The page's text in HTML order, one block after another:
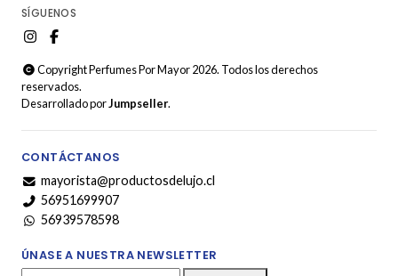
SÍGUENOS
Copyright Perfumes Por Mayor 2026. Todos los derechos
reservados.
Desarrollado porJumpseller.
CONTÁCTANOS
mayorista@productosdelujo.cl
56951699907
56939578598
ÚNASE A NUESTRA NEWSLETTER